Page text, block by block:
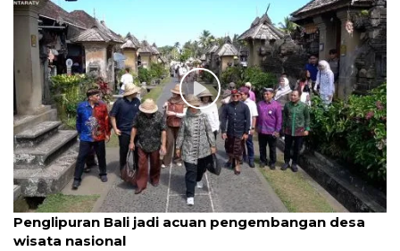
Penglipuran Bali jadi acuan pengembangan desa
wisata nasional